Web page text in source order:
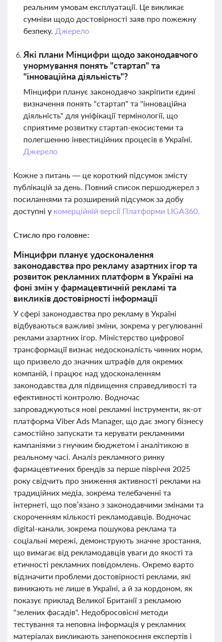
реальним умовам експлуатації. Це викликає
сумніви щодо достовірності заяв про пожежну
безпеку. Джерело
Які плани Мінцифри щодо законодавчого
унормування понять "стартап" та
"інноваційна діяльність"?
Мінцифри планує законодавчо закріпити єдині
визначення понять "стартап" та "інноваційна
діяльність" для уніфікації термінології, що
сприятиме розвитку стартап-екосистеми та
полегшенню інвестиційних процесів в Україні.
Джерело
Кожне з питань — це короткий підсумок змісту
публікацій за день. Повний список першоджерел з
посиланнями та розширений підсумок за добу
доступні у комерційній версії Платформи LIGA360.
Стисло про головне:
Мінцифри планує удосконалення
законодавства про рекламу азартних ігор та
розвиток рекламних платформ в Україні на
фоні змін у фармацевтичній рекламі та
викликів достовірності інформації
У сфері законодавства про рекламу в Україні
відбуваються важливі зміни, зокрема у регулюванні
реклами азартних ігор. Міністерство цифрової
трансформації визнає недосконалість чинних норм,
що призвело до значних штрафів для окремих
компаній, і працює над удосконаленням
законодавства для підвищення справедливості та
ефективності контролю. Водночас
запроваджуються нові рекламні інструменти, як-от
платформа Viber Ads Manager, що дає змогу бізнесу
самостійно запускати та керувати рекламними
кампаніями з гнучким бюджетом і аналітикою в
реальному часі. Аналіз рекламного ринку
фармацевтичних брендів за перше півріччя 2025
року свідчить про зниження активності реклами на
традиційних медіа, зокрема телебаченні та
інтернеті, що пов’язано з законодавчими змінами та
скороченням кількості рекламодавців. Водночас
digital-канали, зокрема пошукова реклама та
соціальні мережі, демонструють значне зростання,
що вимагає від рекламодавців уваги до якості та
етичності рекламних повідомлень. Окремо варто
відзначити проблеми достовірності реклами, які
виникають не лише в Україні, а й за кордоном, як
показує приклад Великої Британії з рекламою
"зелених фасадів". Недобросовісні методи
тестування та неповна інформація у рекламних
матеріалах викликають занепокоєння експертів і